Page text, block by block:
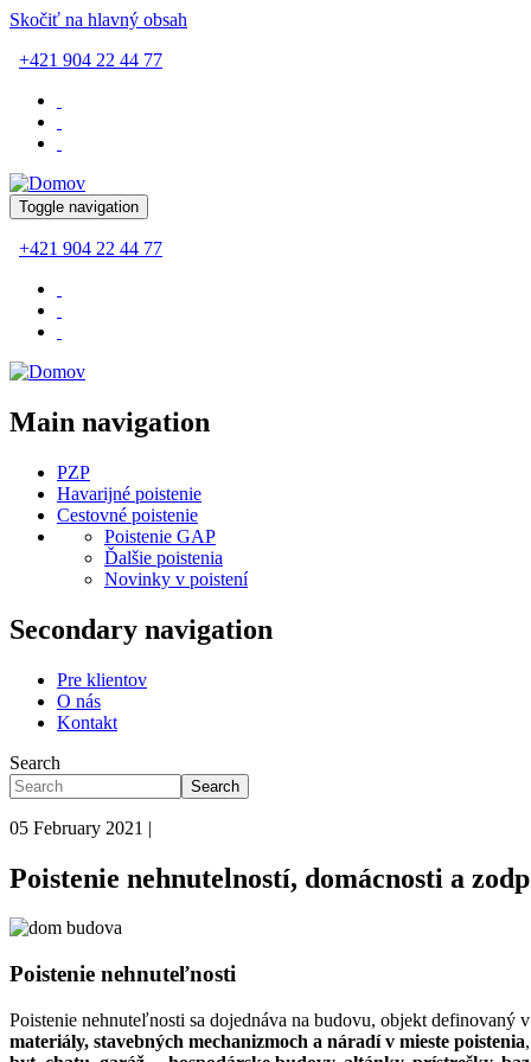
Skočiť na hlavný obsah
+421 904 22 44 77
Toggle navigation
+421 904 22 44 77
Main navigation
PZP
Havarijné poistenie
Cestovné poistenie
Poistenie GAP
Ďalšie poistenia
Novinky v poistení
Secondary navigation
Pre klientov
O nás
Kontakt
Search
Search
05 February 2021 |
Poistenie nehnutelností, domácnosti a
Poistenie nehnuteľnosti
Poistenie nehnuteľnosti sa dojednáva na budovu, objekt
materiály, stavebných mechanizmoch a náradí v mieste poistenia